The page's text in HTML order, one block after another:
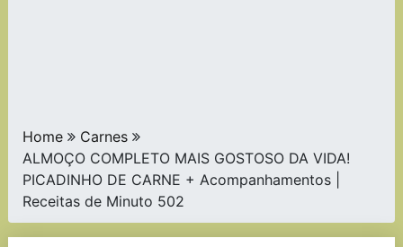
Home
Carnes
ALMOÇO COMPLETO MAIS GOSTOSO DA VIDA!
PICADINHO DE CARNE + Acompanhamentos |
Receitas de Minuto 502